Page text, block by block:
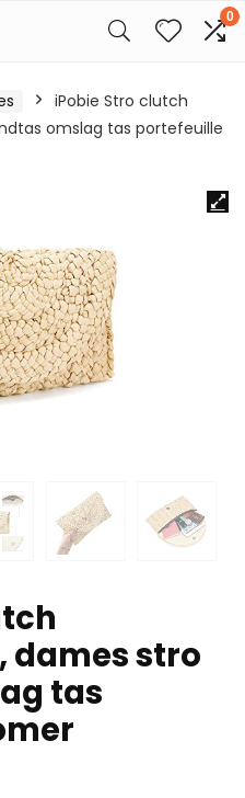
0
iPobie Stro clutch
omslag tas portefeuille
dames stro
tas